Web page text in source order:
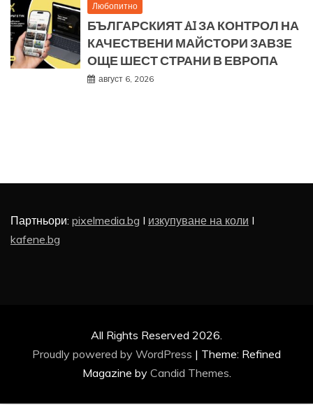
Любопитно
БЪЛГАРСКИЯТ AI ЗА КОНТРОЛ НА
КАЧЕСТВЕНИ МАЙСТОРИ ЗАВЗЕ
ОЩЕ ШЕСТ СТРАНИ В ЕВРОПА
август 6, 2026
Партньори: pixelmedia.bg I изкупуване на коли I
kafene.bg
All Rights Reserved 2026.
Proudly powered by WordPress | Theme: Refined
Magazine by Candid Themes.